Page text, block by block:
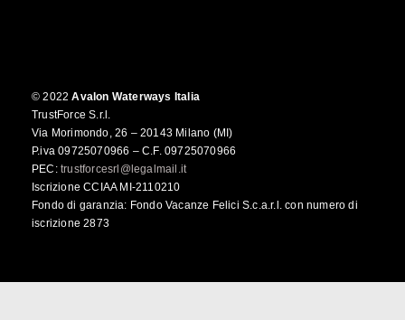
© 2022Avalon Waterways Italia
TrustForce S.r.l.
Via Morimondo, 26 – 20143 Milano (MI)
P.iva 09725070966 – C.F. 09725070966
PEC: trustforcesrl@legalmail.it
Iscrizione CCIAA MI-2110210
Fondo di garanzia: Fondo Vacanze Felici S.c.a.r.l. con numero di
iscrizione 2873